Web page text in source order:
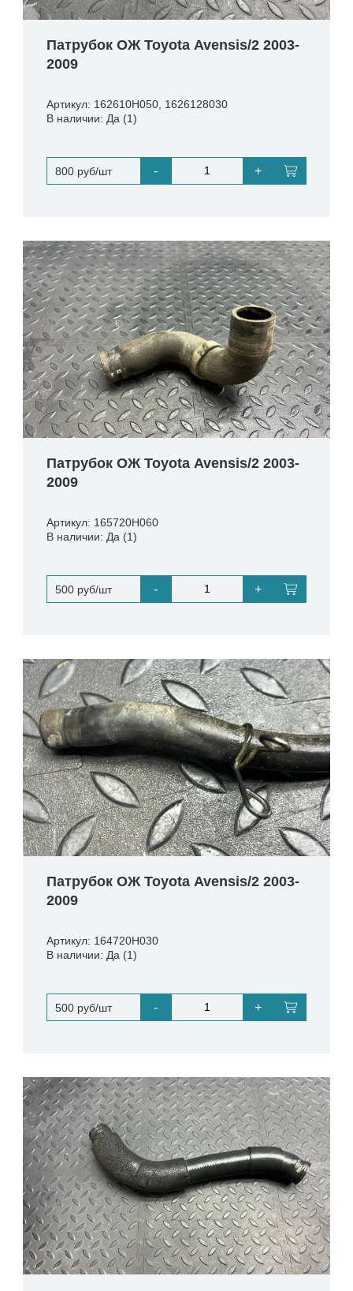
Патрубок ОЖ Toyota Avensis/2 2003-
2009
Артикул: 162610H050, 1626128030
В наличии: Да (1)
800 руб/шт - +
Патрубок ОЖ Toyota Avensis/2 2003-
2009
Артикул: 165720H060
В наличии: Да (1)
500 руб/шт - +
Патрубок ОЖ Toyota Avensis/2 2003-
2009
Артикул: 164720H030
В наличии: Да (1)
500 руб/шт - +